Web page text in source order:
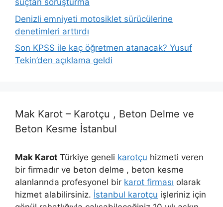
suçtan soruşturma
Denizli emniyeti motosiklet sürücülerine
denetimleri arttırdı
Son KPSS ile kaç öğretmen atanacak? Yusuf
Tekin’den açıklama geldi
Mak Karot – Karotçu , Beton Delme ve
Beton Kesme İstanbul
Mak Karot Türkiye geneli karotçu hizmeti veren
bir firmadır ve beton delme , beton kesme
alanlarında profesyonel bir karot firması olarak
hizmet alabilirsiniz. İstanbul karotçu işleriniz için